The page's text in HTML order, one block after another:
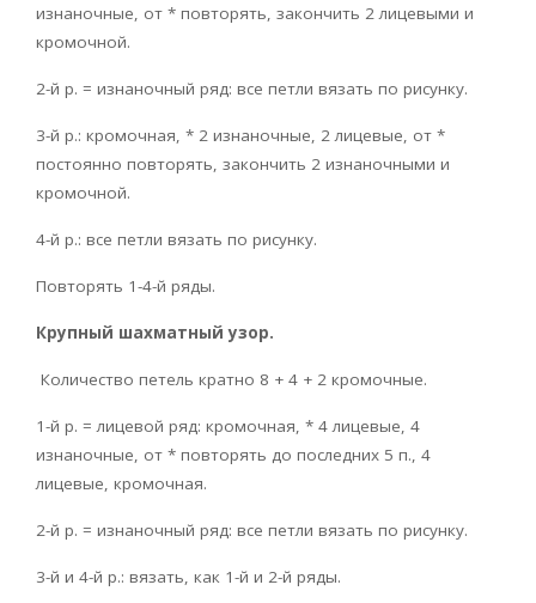
изнаночные, от * повторять, закончить 2 лицевыми и
кромочной.
2-й р. = изнаночный ряд: все петли вязать по рисунку.
3-й р.: кромочная, * 2 изнаночные, 2 лицевые, от *
постоянно повторять, закончить 2 изнаночными и
кромочной.
4-й р.: все петли вязать по рисунку.
Повторять 1-4-й ряды.
Крупный шахматный узор.
Количество петель кратно 8 + 4 + 2 кромочные.
1-й р. = лицевой ряд: кромочная, * 4 лице­вые, 4
изнаночные, от * повторять до последних 5 п., 4
лицевые, кромочная.
2-й р. = изнаночный ряд: все петли вязать по рисунку.
3-й и 4-й р.: вязать, как 1-й и 2-й ряды.